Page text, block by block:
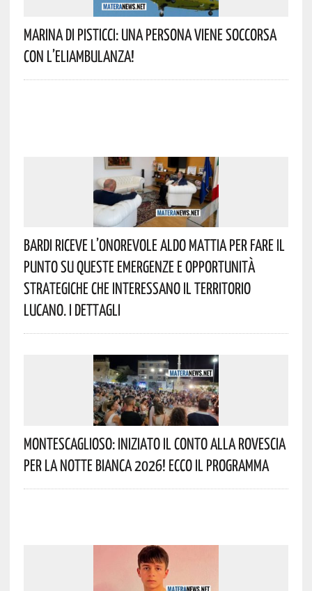
Marina Di Pisticci: Una Persona Viene Soccorsa
Con L’eliambulanza!
Bardi Riceve L’onorevole Aldo Mattia Per Fare Il
Punto Su Queste Emergenze E Opportunità
Strategiche Che Interessano Il Territorio
Lucano. I Dettagli
Montescaglioso: Iniziato Il Conto Alla Rovescia
Per La Notte Bianca 2026! Ecco Il Programma